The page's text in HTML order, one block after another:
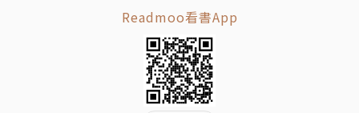
Readmoo看書App